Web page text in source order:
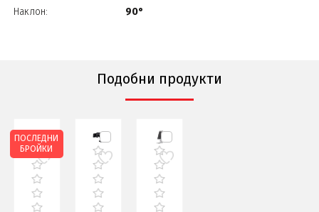
Наклон: 90°
Подобни продукти
ПОСЛЕДНИ
БРОЙКИ